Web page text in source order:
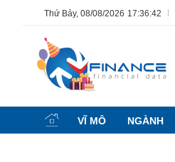
Thứ Bảy, 08/08/2026 17:36:44
VĨ MÔ NGÀNH
Tất cả Tính năng Ngành
Tính
năng
(-)